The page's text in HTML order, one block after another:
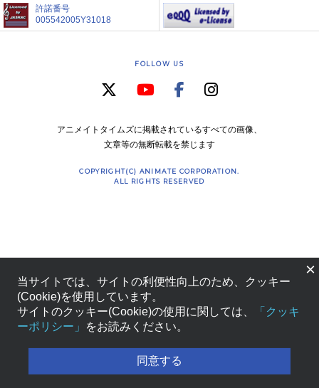
許諾番号
005542005Y31018
FOLLOW US
アニメイトタイムズに掲載されているすべての画像、
文章等の無断転載を禁じます
COPYRIGHT(C) ANIMATE CORPORATION.
ALL RIGHTS RESERVED
×
当サイトでは、サイトの利便性向上のため、クッキー
(Cookie)を使用しています。
サイトのクッキー(Cookie)の使用に関しては、
「クッキ
ーポリシー」
をお読みください。
同意する